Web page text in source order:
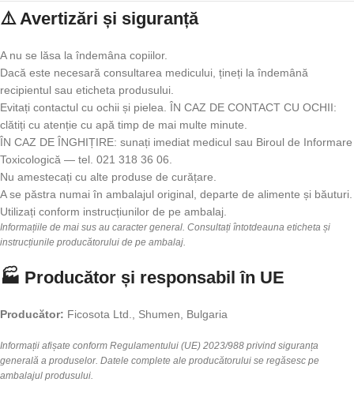
⚠️ Avertizări și siguranță
A nu se lăsa la îndemâna copiilor.
Dacă este necesară consultarea medicului, țineți la îndemână
recipientul sau eticheta produsului.
Evitați contactul cu ochii și pielea. ÎN CAZ DE CONTACT CU OCHII:
clătiți cu atenție cu apă timp de mai multe minute.
ÎN CAZ DE ÎNGHIȚIRE: sunați imediat medicul sau Biroul de Informare
Toxicologică — tel. 021 318 36 06.
Nu amestecați cu alte produse de curățare.
A se păstra numai în ambalajul original, departe de alimente și băuturi.
Utilizați conform instrucțiunilor de pe ambalaj.
Informațiile de mai sus au caracter general. Consultați întotdeauna eticheta și
instrucțiunile producătorului de pe ambalaj.
🏭 Producător și responsabil în UE
Producător: Ficosota Ltd., Shumen, Bulgaria
Informații afișate conform Regulamentului (UE) 2023/988 privind siguranța
generală a produselor. Datele complete ale producătorului se regăsesc pe
ambalajul produsului.